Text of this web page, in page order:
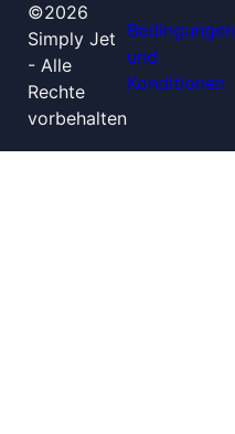
©2026
Simply Jet
- Alle
Rechte
vorbehalten
Bedingungen
und
Konditionen